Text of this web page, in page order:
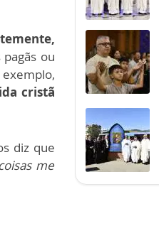
ou
exemplo,
cristã
diz que
me